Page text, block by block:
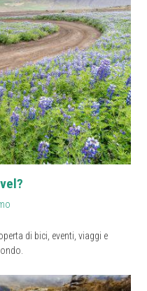
di bici, eventi, viaggi e